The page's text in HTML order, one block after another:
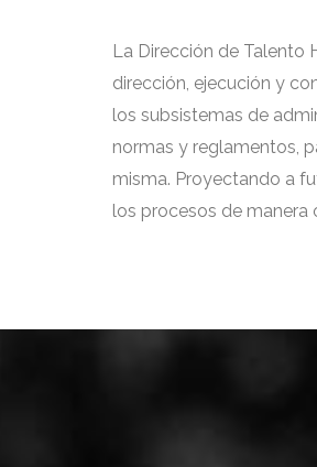
La Dirección de Talento
dirección, ejecución y
los subsistemas de
normas y reglamentos,
misma. Proyectando a
los procesos de manera